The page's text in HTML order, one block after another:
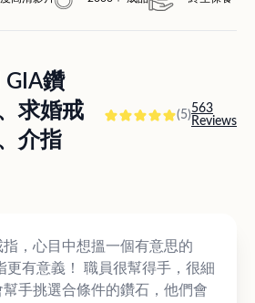
GIA鑽
求婚戒
介指
(5)563
Reviews
，心目中想搵一個有意思的
更有意義！ 職員很幫得手，很細
手挑選合條件的鑽石，他們會